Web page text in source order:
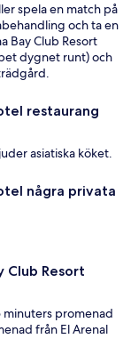
spela en match på
och ta en
Bay Club Resort
dygnet runt) och
restaurang
asiatiska köket.
några privata
Club Resort
minuters promenad
från El Arenal